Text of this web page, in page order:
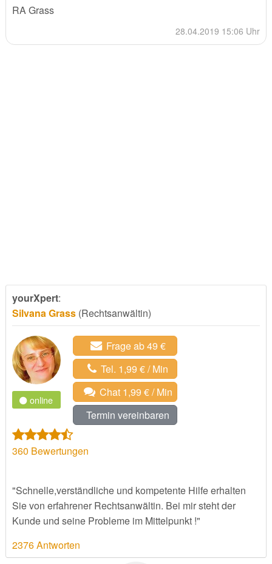
RA Grass
28.04.2019 15:06 Uhr
yourXpert:
Silvana Grass(Rechtsanwältin)
online
Frage ab 49 €
Tel. 1,99 € / Min
Chat 1,99 € / Min
Termin vereinbaren
360 Bewertungen
"Schnelle,verständliche und kompetente Hilfe erhalten
Sie von erfahrener Rechtsanwältin. Bei mir steht der
Kunde und seine Probleme im Mittelpunkt !"
2376 Antworten